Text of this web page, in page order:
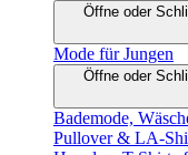
Öffne oder
Mode für Jungen
Öffne oder
Bademode,
Pullover & LA-